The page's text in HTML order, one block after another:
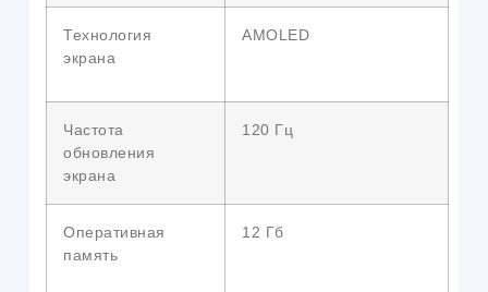
Технология
экрана
AMOLED
Частота
обновления
экрана
120 Гц
Оперативная
память
12 Гб